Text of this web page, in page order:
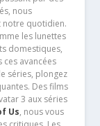
nous
notre quotidien.
les lunettes
domestiques,
avancées
séries, plongez
Des films
3 aux séries
Us, nous vous